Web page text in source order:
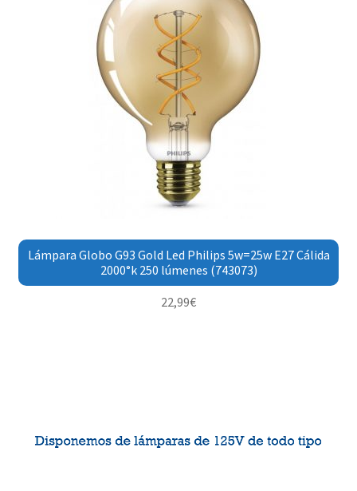
Lámpara Globo G93 Gold Led Philips 5w=25w E27 Cálida
2000°k 250 lúmenes (743073)
22,99€